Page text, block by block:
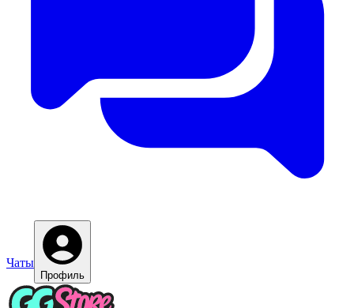
Чаты
Профиль